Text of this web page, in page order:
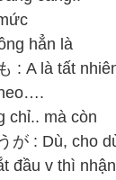
hẳn là
: A là tất
chỉ.. mà còn
が : Dù, cho
đầu v thì